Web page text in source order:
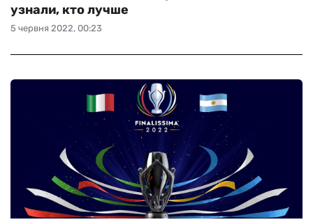
5 червня 2022, 00:23
узнали, кто лучше